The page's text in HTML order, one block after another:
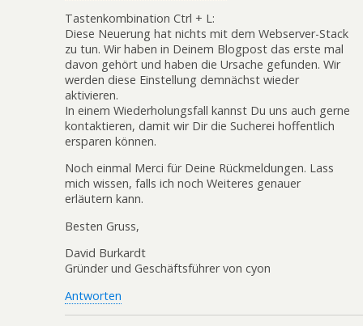
Tastenkombination Ctrl + L:
Diese Neuerung hat nichts mit dem Webserver-Stack
zu tun. Wir haben in Deinem Blogpost das erste mal
davon gehört und haben die Ursache gefunden. Wir
werden diese Einstellung demnächst wieder
aktivieren.
In einem Wiederholungsfall kannst Du uns auch gerne
kontaktieren, damit wir Dir die Sucherei hoffentlich
ersparen können.
Noch einmal Merci für Deine Rückmeldungen. Lass
mich wissen, falls ich noch Weiteres genauer
erläutern kann.
Besten Gruss,
David Burkardt
Gründer und Geschäftsführer von cyon
Antworten